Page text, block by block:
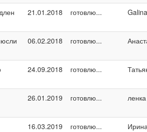
21.01.2018 готовлю...
06.02.2018 готовлю...
24.09.2018 готовлю...
26.01.2019 готовлю...
16.03.2019 готовлю...